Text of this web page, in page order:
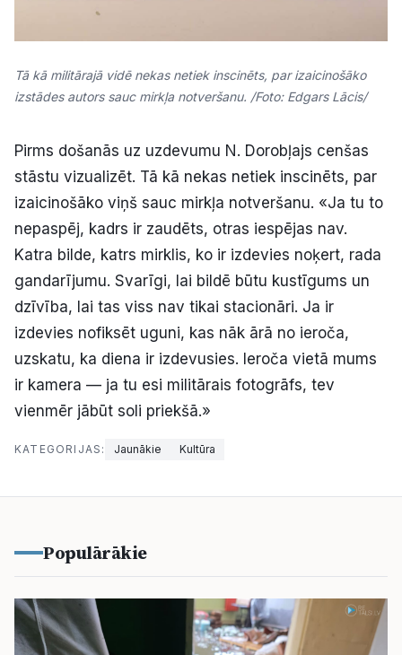
Tā kā militārajā vidē nekas netiek inscinēts, par izaicinošāko
izstādes autors sauc mirkļa notveršanu. /Foto: Edgars Lācis/
Pirms došanās uz uzdevumu N. Dorobļajs cenšas
stāstu vizualizēt. Tā kā nekas netiek inscinēts, par
izaicinošāko viņš sauc mirkļa notveršanu. «Ja tu to
nepaspēj, kadrs ir zaudēts, otras iespējas nav.
Katra bilde, katrs mirklis, ko ir izdevies noķert, rada
gandarījumu. Svarīgi, lai bildē būtu kustīgums un
dzīvība, lai tas viss nav tikai stacionāri. Ja ir
izdevies nofiksēt uguni, kas nāk ārā no ieroča,
uzskatu, ka diena ir izdevusies. Ieroča vietā mums
ir kamera — ja tu esi militārais fotogrāfs, tev
vienmēr jābūt soli priekšā.»
KATEGORIJAS: Jaunākie Kultūra
Populārākie